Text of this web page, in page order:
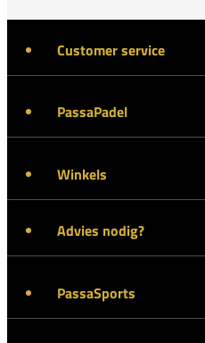
Customer service
PassaPadel
Winkels
Advies nodig?
PassaSports